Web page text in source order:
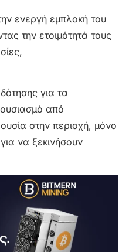
ενεργή εμπλοκή του
την ετοιμότητά τους
για τα
από
στην περιοχή, μόνο
να ξεκινήσουν